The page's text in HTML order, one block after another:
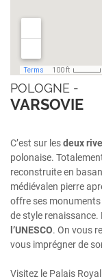
POLOGNE -
VARSOVIE
C’est sur lesdeux
polonaise.
reconstruite en
médiévalen pierre
offre ses
de style renaissance.
l’UNESCO. On vous
vous imprégner de
Visitez le Palais